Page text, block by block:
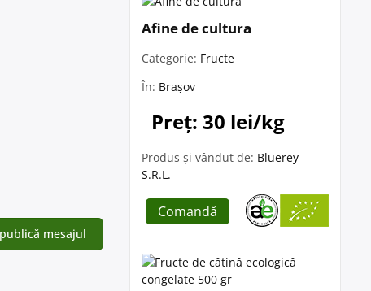
Afine de cultura
Categorie: Fructe
În: Brașov
Preț: 30 lei/kg
Produs și vândut de: Bluerey
S.R.L.
Comandă